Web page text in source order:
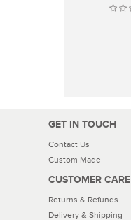
GET IN TOUCH
Contact Us
Custom Made
CUSTOMER CARE
Returns & Refunds
Delivery & Shipping